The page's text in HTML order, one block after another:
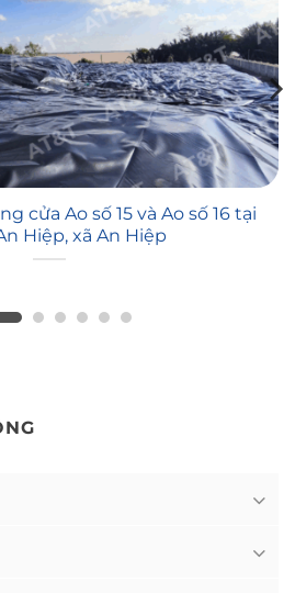
cửa Ao số 15 và Ao số 16 tại
Hiệp, xã An Hiệp